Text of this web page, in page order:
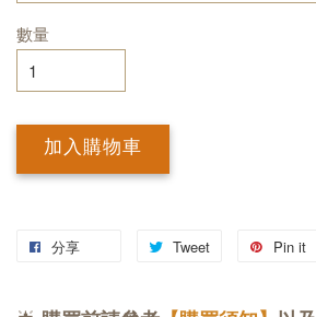
數量
加入購物車
分享 Tweet Pin it